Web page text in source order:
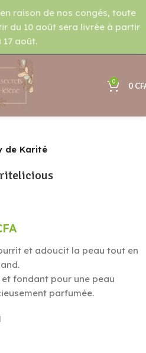
raison de nos congés, toute
du 10 août sera livrée à partir
17 août.
0 0
de Karité
et adoucit la peau tout en
fondant pour une peau
parfumée.